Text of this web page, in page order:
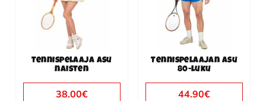
Tennispelaaja asu
naisten
38.00€
muunnelma.
tuotteen
sivulla.
Tennispelaajan asu
80-luku
44.90€
muunnelma.
tuotteen
sivulla.